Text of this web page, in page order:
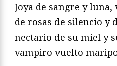
Joya de sangre y luna,
de rosas de silencio y
nectario de su miel y
vampiro vuelto